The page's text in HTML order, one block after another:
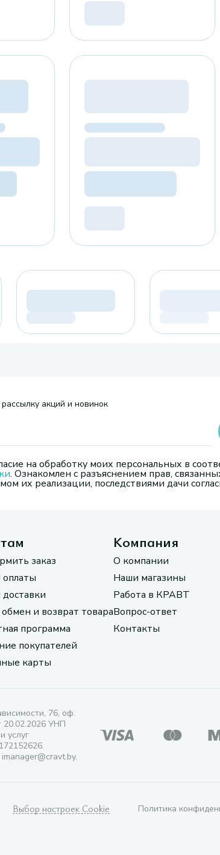
акций и новинок
на обработку моих персональных в
. Ознакомлен с разъяснением прав,
их реализации, последствиями дачи
заказ
обмен и возврат товара
программа
покупателей
карты
Компания
О компании
Наши магазины
Работа в КРАВТ
Вопрос-ответ
Контакты
76, оф.
20.02.2026 УНП
услуг
Выбор настроек Cookie Политика